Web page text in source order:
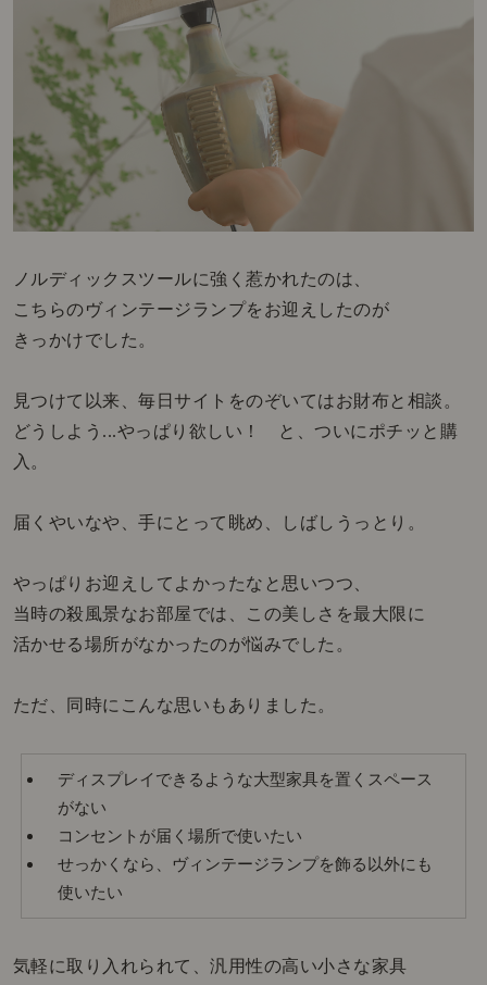
ノルディックスツールに強く惹かれたのは、
こちらのヴィンテージランプをお迎えしたのが
きっかけでした。
見つけて以来、毎日サイトをのぞいてはお財布と相談。
どうしよう...やっぱり欲しい！ と、ついにポチッと購
入。
届くやいなや、手にとって眺め、しばしうっとり。
やっぱりお迎えしてよかったなと思いつつ、
当時の殺風景なお部屋では、この美しさを最大限に
活かせる場所がなかったのが悩みでした。
ただ、同時にこんな思いもありました。
ディスプレイできるような大型家具を置くスペース
がない
コンセントが届く場所で使いたい
せっかくなら、ヴィンテージランプを飾る以外にも
使いたい
気軽に取り入れられて、汎用性の高い小さな家具